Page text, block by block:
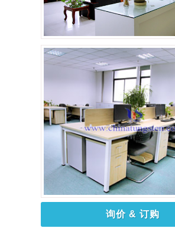
询价 & 订购